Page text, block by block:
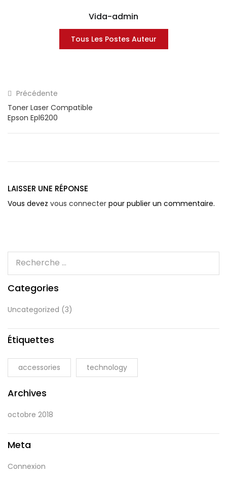
Vida-admin
Tous Les Postes Auteur
Précédente
Toner Laser Compatible
Epson Epl6200
LAISSER UNE RÉPONSE
Vous devez vous connecter pour publier un commentaire.
Categories
Uncategorized (3)
Étiquettes
accessories technology
Archives
octobre 2018
Meta
Connexion